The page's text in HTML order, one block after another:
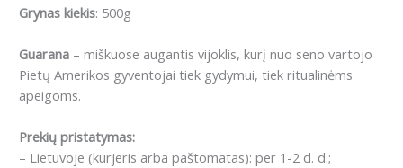
Grynas kiekis: 500g
Guarana – miškuose augantis vijoklis, kurį nuo seno vartojo
Pietų Amerikos gyventojai tiek gydymui, tiek ritualinėms
apeigoms.
Prekių pristatymas:
– Lietuvoje (kurjeris arba paštomatas): per 1-2 d. d.;